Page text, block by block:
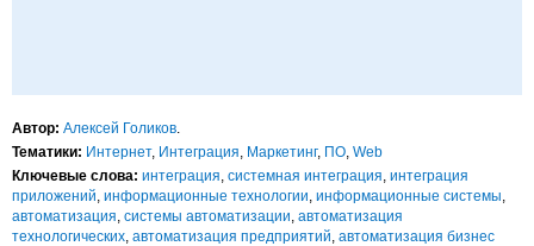
Автор: Алексей Голиков
Тематики: Интернет, Интеграция Маркетинг, ПО Web
Ключевые слова: интеграция системная интеграция интеграция
приложений информационные технологии информационные системы
автоматизация системы автоматизации автоматизация
технологических автоматизация предприятий автоматизация бизнес